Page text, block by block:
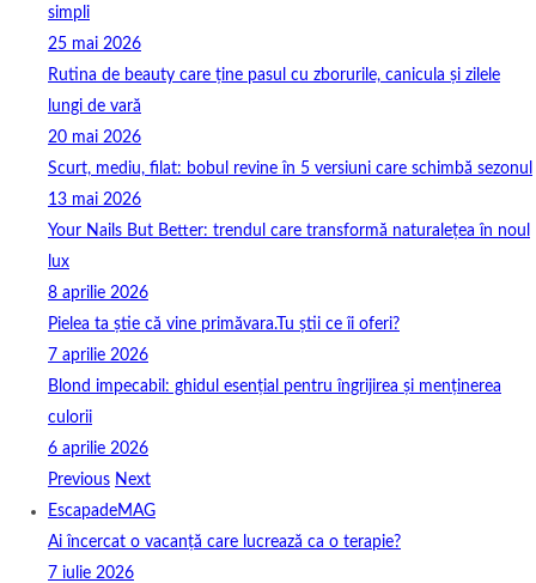
simpli
25 mai 2026
Rutina de beauty care ține pasul cu zborurile, canicula și zilele
lungi de vară
20 mai 2026
Scurt, mediu, filat: bobul revine în 5 versiuni care schimbă sezonul
13 mai 2026
Your Nails But Better: trendul care transformă naturalețea în noul
lux
8 aprilie 2026
Pielea ta știe că vine primăvara.Tu știi ce îi oferi?
7 aprilie 2026
Blond impecabil: ghidul esențial pentru îngrijirea și menținerea
culorii
6 aprilie 2026
Previous Next
EscapadeMAG
Ai încercat o vacanță care lucrează ca o terapie?
7 iulie 2026